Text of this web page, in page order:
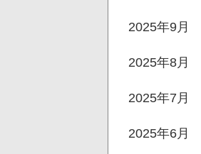
2025年9月
2025年8月
2025年7月
2025年6月